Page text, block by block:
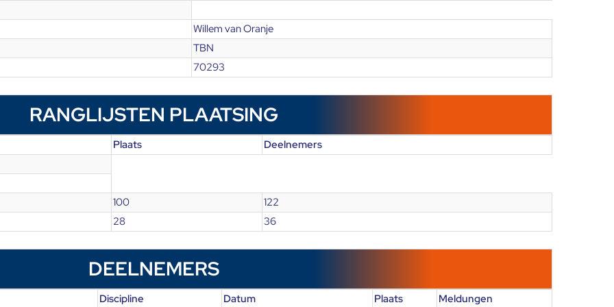
Willem van Oranje
TBN
70293
RANGLIJSTEN PLAATSING
Plaats Deelnemers
100
122
28
36
DEELNEMERS
Discipline Datum Plaats Meldungen